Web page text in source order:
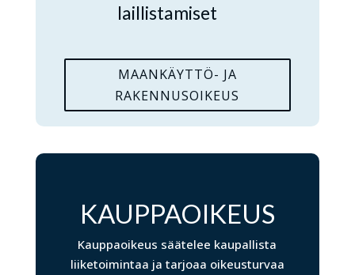
laillistamiset
MAANKÄYTTÖ- JA
RAKENNUSOIKEUS
KAUPPAOIKEUS
Kauppaoikeus säätelee kaupallista
liiketoimintaa ja tarjoaa oikeusturvaa